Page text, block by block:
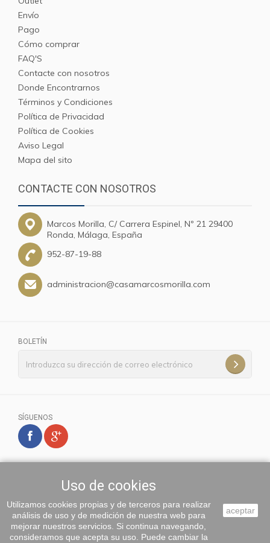
Envío
Pago
Cómo comprar
FAQ'S
Contacte con nosotros
Donde Encontrarnos
Términos y Condiciones
Política de Privacidad
Política de Cookies
Aviso Legal
Mapa del sito
CONTACTE CON NOSOTROS
Marcos Morilla, C/ Carrera Espinel, Nº 21 29400
Ronda, Málaga, España
952-87-19-88
administracion@casamarcosmorilla.com
BOLETÍN
SÍGUENOS
Uso de cookies
Utilizamos cookies propias y de terceros para realizar
análisis de uso y de medición de nuestra web para
mejorar nuestros servicios. Si continua navegando,
consideramos que acepta su uso. Puede cambiar la
aceptar
Copyright 2017 Marcos Morilla. Todos los Derechos Reservados